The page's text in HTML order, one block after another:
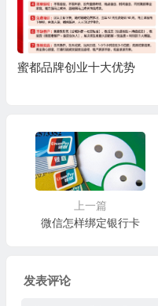
蜜都品牌创业十大优势
上一篇
微信怎样绑定银行卡
发表评论